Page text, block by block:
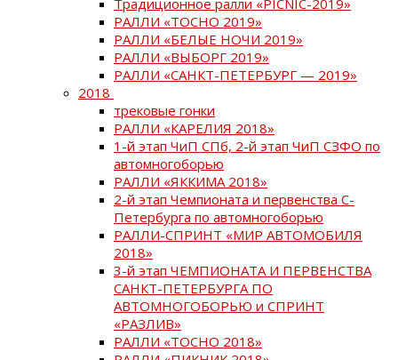
РАЛЛИ «ТОСНО 2019»
РАЛЛИ «БЕЛЫЕ НОЧИ 2019»
РАЛЛИ «ВЫБОРГ 2019»
РАЛЛИ «САНКТ-ПЕТЕРБУРГ — 2019»
2018
трековые гонки
РАЛЛИ «КАРЕЛИЯ 2018»
1-й этап ЧиП СПб, 2-й этап ЧиП СЗФО по
автомногоборью
РАЛЛИ «ЯККИМА 2018»
2-й этап Чемпионата и первенства С-
Петербурга по автомногоборью
РАЛЛИ-СПРИНТ «МИР АВТОМОБИЛЯ
2018»
3-й этап ЧЕМПИОНАТА И ПЕРВЕНСТВА
САНКТ-ПЕТЕРБУРГА ПО
АВТОМНОГОБОРЬЮ и СПРИНТ
«РАЗЛИВ»
РАЛЛИ «ТОСНО 2018»